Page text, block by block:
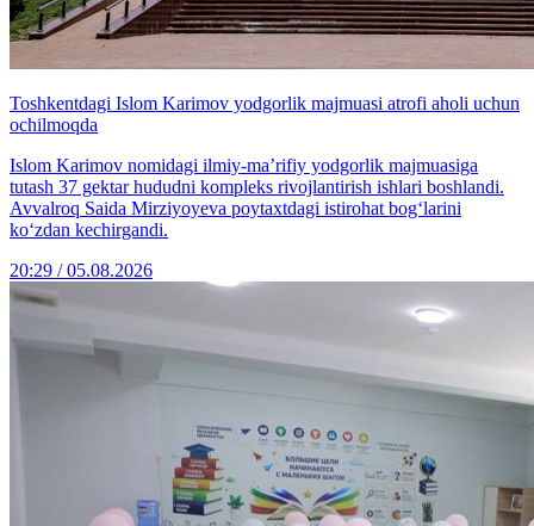
Toshkentdagi Islom Karimov yodgorlik majmuasi atrofi aholi uchun
ochilmoqda
Islom Karimov nomidagi ilmiy-ma’rifiy yodgorlik majmuasiga
tutash 37 gektar hududni kompleks rivojlantirish ishlari boshlandi.
Avvalroq Saida Mirziyoyeva poytaxtdagi istirohat bog‘larini
ko‘zdan kechirgandi.
20:29 / 05.08.2026